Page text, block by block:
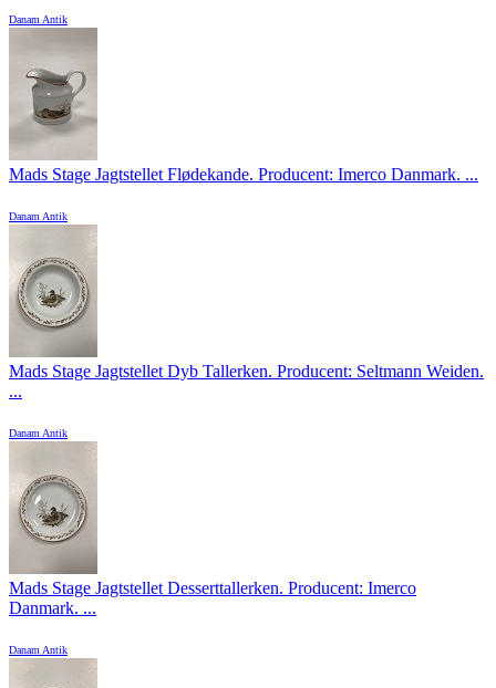
Danam Antik
Mads Stage Jagtstellet Flødekande. Producent: Imerco Danmark. ...
Danam Antik
Mads Stage Jagtstellet Dyb Tallerken. Producent: Seltmann Weiden.
...
Danam Antik
Mads Stage Jagtstellet Desserttallerken. Producent: Imerco
Danmark. ...
Danam Antik